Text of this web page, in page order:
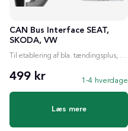
CAN Bus Interface SEAT,
SKODA, VW
Til etablering af bla. tændingsplus, ratstyring etc.
499 kr 1-4 hverdage
Læs mere